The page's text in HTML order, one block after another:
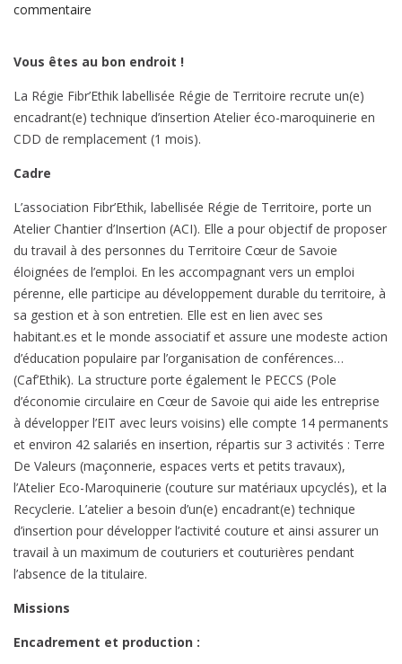
commentaire
Encadrant(e)
technique
d’insertion
Vous êtes au bon endroit !
La Régie Fibr’Ethik labellisée Régie de Territoire recrute un(e)
encadrant(e) technique d’insertion Atelier éco-maroquinerie en
CDD de remplacement (1 mois).
Cadre
L’association Fibr’Ethik, labellisée Régie de Territoire, porte un
Atelier Chantier d’Insertion (ACI). Elle a pour objectif de proposer
du travail à des personnes du Territoire Cœur de Savoie
éloignées de l’emploi. En les accompagnant vers un emploi
pérenne, elle participe au développement durable du territoire, à
sa gestion et à son entretien. Elle est en lien avec ses
habitant.es et le monde associatif et assure une modeste action
d’éducation populaire par l’organisation de conférences…
(Caf’Ethik). La structure porte également le PECCS (Pole
d’économie circulaire en Cœur de Savoie qui aide les entreprise
à développer l’EIT avec leurs voisins) elle compte 14 permanents
et environ 42 salariés en insertion, répartis sur 3 activités : Terre
De Valeurs (maçonnerie, espaces verts et petits travaux),
l’Atelier Eco-Maroquinerie (couture sur matériaux upcyclés), et la
Recyclerie. L’atelier a besoin d’un(e) encadrant(e) technique
d’insertion pour développer l’activité couture et ainsi assurer un
travail à un maximum de couturiers et couturières pendant
l’absence de la titulaire.
Missions
Encadrement et production :